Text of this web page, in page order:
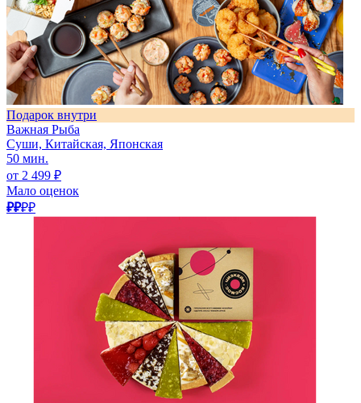
Подарок внутри
Важная Рыба
Суши, Китайская, Японская
50 мин.
от 2 499 ₽
Мало оценок
₽₽₽₽